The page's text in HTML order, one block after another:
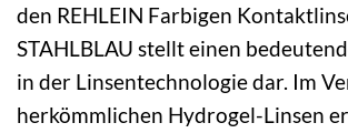
den REHLEIN Farbigen
STAHLBLAU stellt einen
in der Linsentechnologie dar. Im
herkömmlichen Hydrogel-Linsen